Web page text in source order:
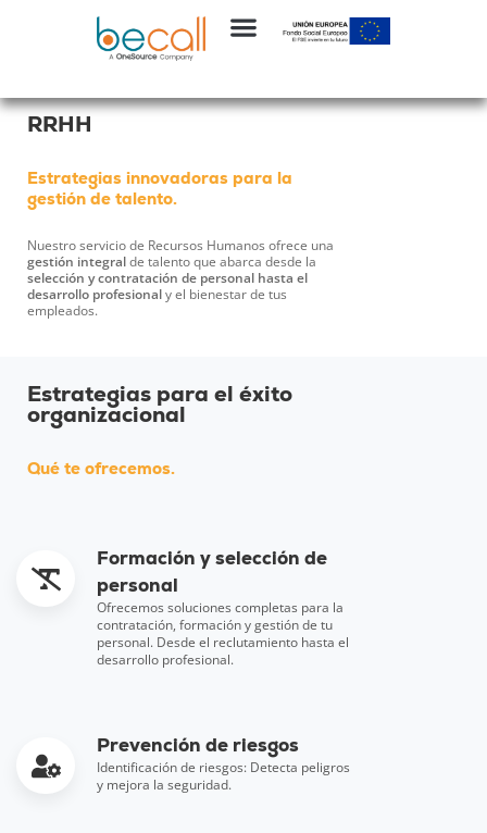
RRHH
Estrategias innovadoras para la
gestión de talento.
Nuestro servicio de Recursos Humanos ofrece una
gestión integralde talento que abarca desde la
selección y contratación de personal hasta el
desarrollo profesionaly el bienestar de tus
empleados.
Estrategias para el éxito
organizacional
Qué te ofrecemos.
Formación y selección de
personal
Ofrecemos soluciones completas para la
contratación, formación y gestión de tu
personal. Desde el reclutamiento hasta el
desarrollo profesional.
Prevención de riesgos
Identificación de riesgos: Detecta peligros
y mejora la seguridad.